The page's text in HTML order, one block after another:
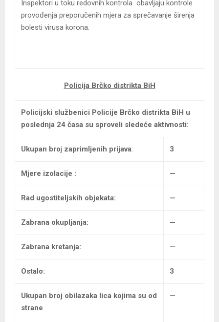
Inspektori u toku redovnih kontrola obavljaju kontrole
provođenja preporučenih mjera za sprečavanje širenja
bolesti virusa korona.
Policija Brčko distrikta BiH
Policijski službenici Policije Brčko distrikta BiH u
poslednja 24 časa su sproveli sledeće aktivnosti:
Ukupan broj zaprimljenih prijava: 3
Mjere izolacije : —
Rad ugostiteljskih objekata: —
Zabrana okupljanja: —
Zabrana kretanja: —
Ostalo: 3
Ukupan broj obilazaka lica kojima su od
strane
—